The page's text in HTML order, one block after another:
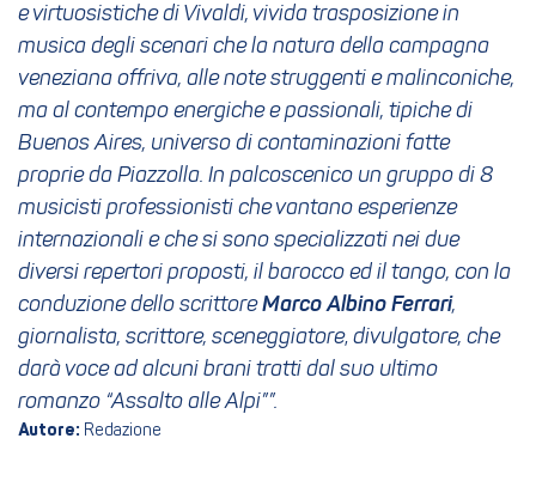
e virtuosistiche di Vivaldi, vivida trasposizione in
musica degli scenari che la natura della campagna
veneziana offriva, alle note struggenti e malinconiche,
ma al contempo energiche e passionali, tipiche di
Buenos Aires, universo di contaminazioni fatte
proprie da Piazzolla. In palcoscenico un gruppo di 8
musicisti professionisti che vantano esperienze
internazionali e che si sono specializzati nei due
diversi repertori proposti, il barocco ed il tango, con la
conduzione dello scrittoreMarco Albino Ferrari,
giornalista, scrittore, sceneggiatore, divulgatore, che
darà voce ad alcuni brani tratti dal suo ultimo
romanzo “Assalto alle Alpi””.
Autore: Redazione